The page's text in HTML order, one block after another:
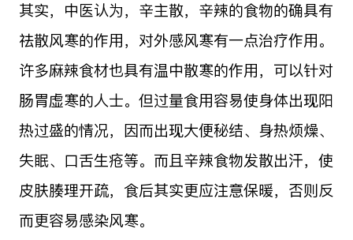
其实，中医认为，辛主散，辛辣的食物的确具有
祛散风寒的作用，对外感风寒有一点治疗作用。
许多麻辣食材也具有温中散寒的作用，可以针对
肠胃虚寒的人士。但过量食用容易使身体出现阳
热过盛的情况，因而出现大便秘结、身热烦燥、
失眠、口舌生疮等。而且辛辣食物发散出汗，使
皮肤腠理开疏，食后其实更应注意保暖，否则反
而更容易感染风寒。